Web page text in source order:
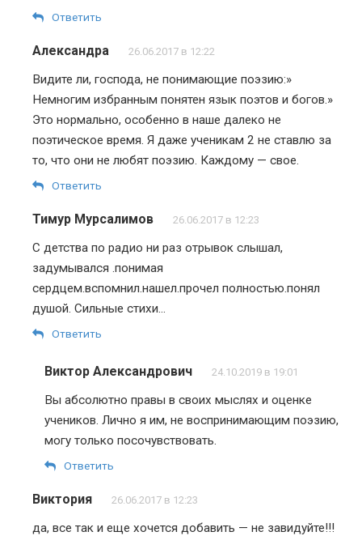
Ответить
Александра 26.06.2017 в 12:22
Видите ли, господа, не понимающие поэзию:»
Немногим избранным понятен язык поэтов и богов.»
Это нормально, особенно в наше далеко не
поэтическое время. Я даже ученикам 2 не ставлю за
то, что они не любят поэзию. Каждому — свое.
Ответить
Тимур Мурсалимов 26.06.2017 в 12:23
С детства по радио ни раз отрывок слышал,
задумывался .понимая
сердцем.вспомнил.нашел.прочел полностью.понял
душой. Сильные стихи…
Ответить
Виктор Александрович 24.10.2019 в 19:01
Вы абсолютно правы в своих мыслях и оценке
учеников. Лично я им, не воспринимающим поэзию,
могу только посочувствовать.
Ответить
Виктория 26.06.2017 в 12:23
да, все так и еще хочется добавить — не завидуйте!!!